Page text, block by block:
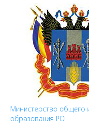
Министерство общего
образования РО